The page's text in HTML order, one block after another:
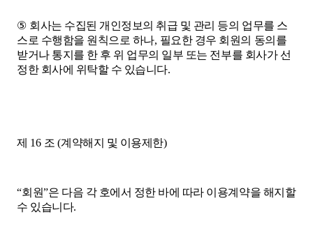
⑤ 회사는 수집된 개인정보의 취급 및 관리 등의 업무를 스
스로 수행함을 원칙으로 하나, 필요한 경우 회원의 동의를
받거나 통지를 한 후 위 업무의 일부 또는 전부를 회사가 선
정한 회사에 위탁할 수 있습니다.
제 16 조(계약해지 및 이용제한)
“회원”은 다음 각 호에서 정한 바에 따라 이용계약을 해지할
수 있습니다.